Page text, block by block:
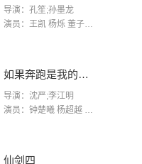
导演：孔笙;孙墨龙
演员：王凯 杨烁 董子健 杨采钰 张佳宁 练练 林栋甫 房子斌
如果奔跑是我的人生
导演：沈严;李江明
演员：钟楚曦 杨超越 许娣 陈小艺 侯雯元 宋洋 王宥钧 李添诺
仙剑四